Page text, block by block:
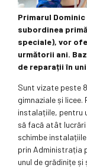
Primarul
subordinea
speciale), vor
următorii ani.
de reparații în
Sunt vizate peste
gimnaziale și
instalațiile, pentru
să facă atât
schimbe
prin Administrația
unul de grădinițe